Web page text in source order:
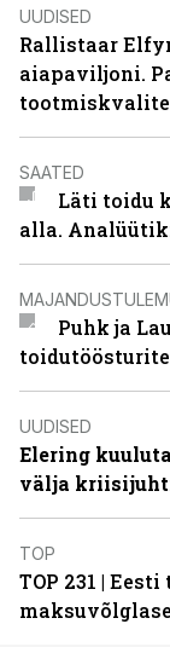
UUDISED
Rallistaar
aiapaviljoni.
SAATED
Läti toidu
alla.
Puhk ja
UUDISED
Elering
välja
TOP
TOP 231 |